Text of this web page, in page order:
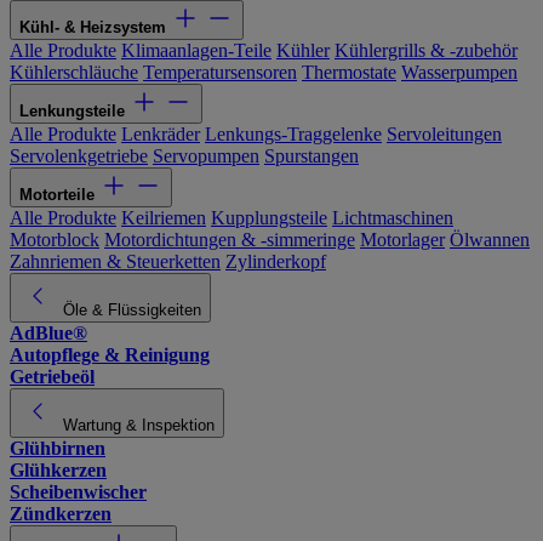
Kühl- & Heizsystem
Alle Produkte Klimaanlagen-Teile Kühler Kühlergrills & -zubehör
Kühlerschläuche Temperatursensoren Thermostate Wasserpumpen
Lenkungsteile
Alle Produkte Lenkräder Lenkungs-Traggelenke Servoleitungen
Servolenkgetriebe Servopumpen Spurstangen
Motorteile
Alle Produkte Keilriemen Kupplungsteile Lichtmaschinen
Motorblock Motordichtungen & -simmeringe Motorlager Ölwannen
Zahnriemen & Steuerketten Zylinderkopf
Öle & Flüssigkeiten
AdBlue®
Autopflege & Reinigung
Getriebeöl
Wartung & Inspektion
Glühbirnen
Glühkerzen
Scheibenwischer
Zündkerzen